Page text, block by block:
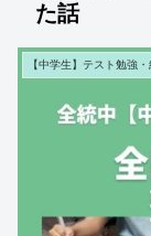
た話
【中学生】テスト勉強